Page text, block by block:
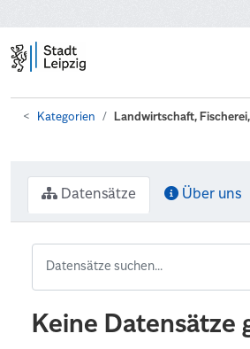
Kategorien Landwirtschaft,
Datensätze Über uns
Keine Datensätze